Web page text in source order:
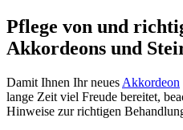
Pflege von und
Akkordeons und
Damit Ihnen Ihr neues Akkordeon
lange Zeit viel Freude bereitet,
Hinweise zur richtigen